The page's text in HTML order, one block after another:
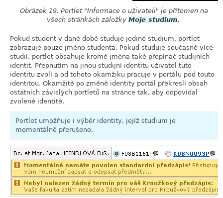
Obrázek 19. Portlet Informace o uživateli
je přítomen na
všech stránkách záložky Moje studium.
Pokud student v dané době studuje jediné studium, portlet
zobrazuje pouze jméno studenta. Pokud studuje současně více
studií, portlet obsahuje kromě jména také přepínač studijních
identit. Přepnutím na jinou studijní identitu uživatel tuto
identitu zvolí a od tohoto okamžiku pracuje v portálu pod touto
identitou. Okamžitě po změně identity portál překreslí obsah
ostatních závislých portletů na stránce tak, aby odpovídal
zvolené identitě.
Portlet umožňuje i výběr identity, jejíž studium je
momentálně přerušeno.